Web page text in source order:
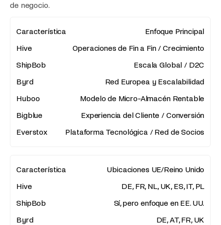
de negocio.
Enfoque Principal
Operaciones de Fin a Fin / Crecimiento
Escala Global / D2C
Red Europea y Escalabilidad
Modelo de Micro-Almacén Rentable
Experiencia del Cliente / Conversión
Plataforma Tecnológica / Red de Socios
Ubicaciones UE/Reino Unido
DE, FR, NL, UK, ES, IT, PL
Sí, pero enfoque en EE. UU.
DE, AT, FR, UK